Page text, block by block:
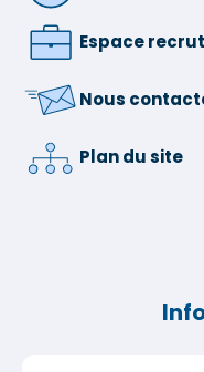
Espace
Nous
Plan du site